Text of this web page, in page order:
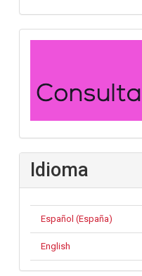
convocatoria
Idioma
Español (España)
English